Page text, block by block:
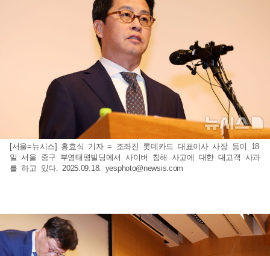
[서울=뉴시스] 홍효식 기자 = 조좌진 롯데카드 대표이사 사장 등이 18
일 서울 중구 부영태평빌딩에서 사이버 침해 사고에 대한 대고객 사과
를 하고 있다. 2025.09.18. yesphoto@newsis.com